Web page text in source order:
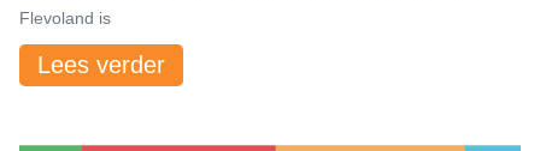
Flevoland is
Lees verder